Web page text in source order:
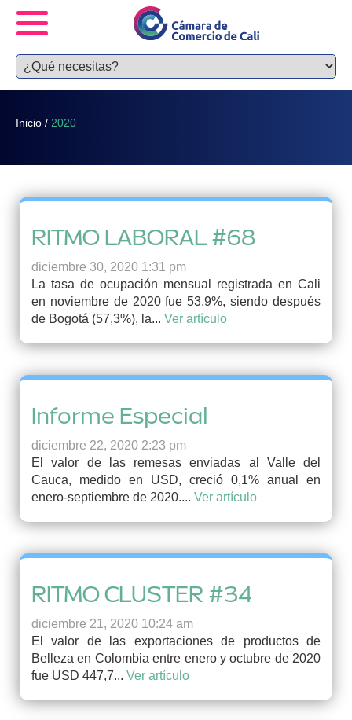
Inicio / 2020
RITMO LABORAL #68
diciembre 30, 2020 1:31 pm
La tasa de ocupación mensual registrada en Cali
en noviembre de 2020 fue 53,9%, siendo después
de Bogotá (57,3%), la... Ver artículo
Informe Especial
diciembre 22, 2020 2:23 pm
El valor de las remesas enviadas al Valle del
Cauca, medido en USD, creció 0,1% anual en
enero-septiembre de 2020.... Ver artículo
RITMO CLUSTER #34
diciembre 21, 2020 10:24 am
El valor de las exportaciones de productos de
Belleza en Colombia entre enero y octubre de 2020
fue USD 447,7... Ver artículo